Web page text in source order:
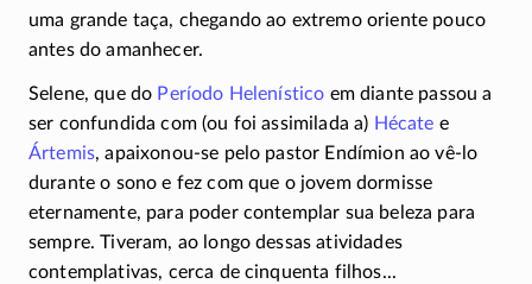
uma grande taça, chegando ao extremo oriente pouco
antes do amanhecer.
Selene, que do Período Helenístico em diante passou a
ser confundida com (ou foi assimilada a) Hécate e
Ártemis,apaixonou-se pelo pastor Endímion aovê-lo
durante o sono e fez com que o jovem dormisse
eternamente, para poder contemplar sua beleza para
sempre. Tiveram, ao longo dessas atividades
contemplativas, cerca de cinquenta filhos...